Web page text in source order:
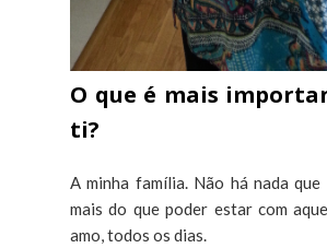
O que é mais
ti?
A minha família. Não há nada que
mais do que poder estar com
amo, todos os dias.